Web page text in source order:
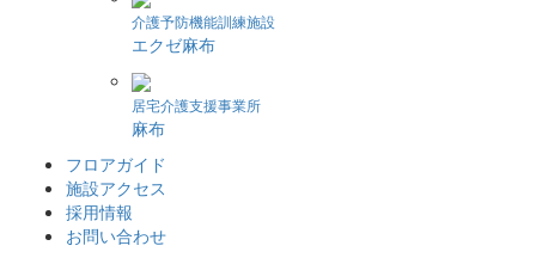
介護予防機能訓練施設
エクゼ麻布
居宅介護支援事業所
麻布
フロアガイド
施設アクセス
採用情報
お問い合わせ